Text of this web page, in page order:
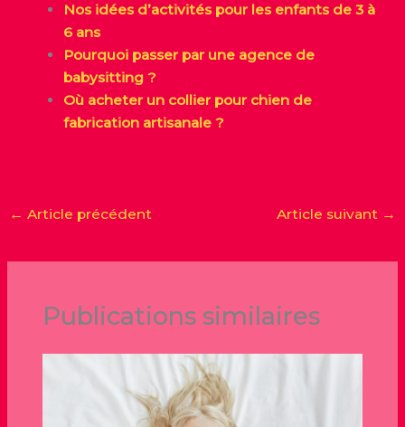
Nos idées d’activités pour les enfants de 3 à
6 ans
Pourquoi passer par une agence de
babysitting ?
Où acheter un collier pour chien de
fabrication artisanale ?
← Article précédent Article suivant →
Publications similaires